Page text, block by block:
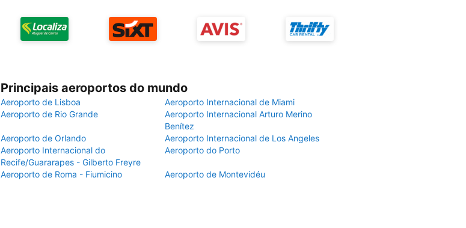
Principais aeroportos do mundo
Aeroporto de Lisboa
Aeroporto Internacional de Miami
Aeroporto de Rio Grande
Aeroporto Internacional Arturo Merino
Benítez
Aeroporto de Orlando
Aeroporto Internacional de Los Angeles
Aeroporto Internacional do
Recife/Guararapes - Gilberto Freyre
Aeroporto do Porto
Aeroporto de Roma - Fiumicino Aeroporto de Montevidéu